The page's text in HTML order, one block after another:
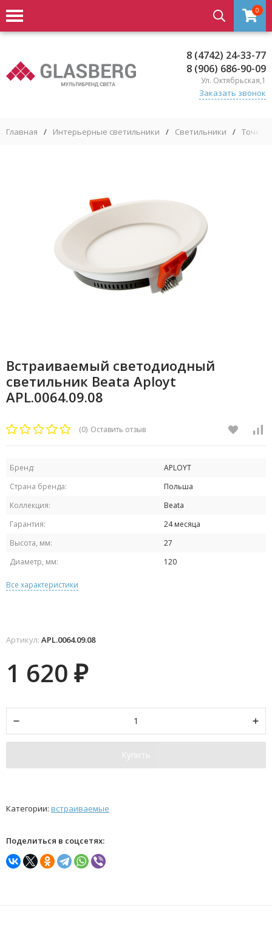
0
8 (4742) 24-33-77
8 (906) 686-90-09
Ул. Октябрьская,1
Заказать звонок
Главная / Интерьерные светильники / Светильники /
Встраиваемый светодиодный
светильник Beata Aployt
APL.0064.09.08
(0) Оставить отзыв
Бренд:
APLOYT
Страна бренда:
Польша
Коллекция:
Beata
Гарантия:
24 месяца
Высота, мм:
27
Диаметр, мм:
120
Все характеристики
Артикул: APL.0064.09.08
1 620 ₽
Купить
Категории: встраиваемые
Поделиться в соцсетях: